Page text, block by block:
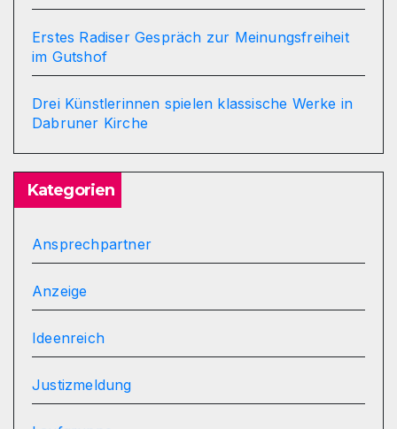
Erstes Radiser Gespräch zur Meinungsfreiheit
im Gutshof
Drei Künstlerinnen spielen klassische Werke in
Dabruner Kirche
Kategorien
Ansprechpartner
Anzeige
Ideenreich
Justizmeldung